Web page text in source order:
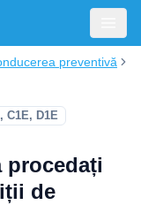
preventivă
C1E, D1E
procedați
de